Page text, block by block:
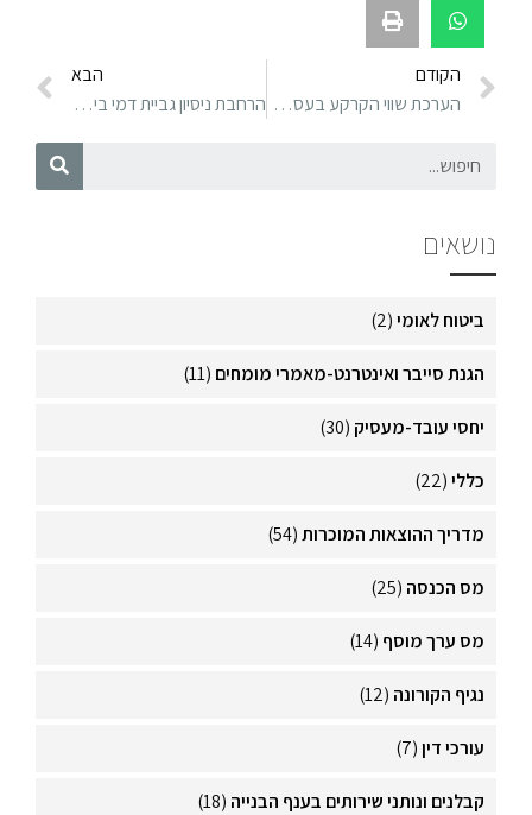
הקודם
הערכת שווי הקרקע בעסקת קומבינציה
הבא
הרחבת ניסיון גביית דמי ביטוח לאומי ממשיכות והלוואות מהחברה
נושאים
ביטוח לאומי(2)
הגנת סייבר ואינטרנט-מאמרי מומחים (11)
יחסי עובד-מעסיק (30)
כללי(22)
מדריך ההוצאות המוכרות(54)
מס הכנסה (25)
מס ערך מוסף (14)
נגיף הקורונה (12)
עורכי דין(7)
קבלנים ונותני שירותים בענף הבנייה (18)